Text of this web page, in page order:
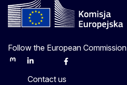
Follow the European Commission
MastodonLinkedInBlueskyFacebook
Contact us